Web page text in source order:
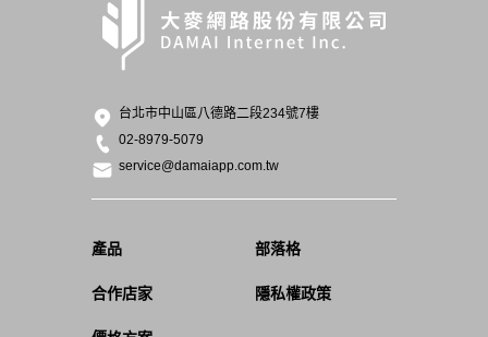
台北市中山區八德路二段234號7樓
02-8979-5079
service@damaiapp.com.tw
產品
合作店家
部落格
隱私權政策